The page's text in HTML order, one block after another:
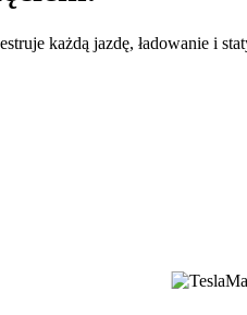
każdą jazdę, ładowanie i